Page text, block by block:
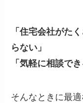
「住宅会社がた
らない」
「気軽に相談で
そんなときに最